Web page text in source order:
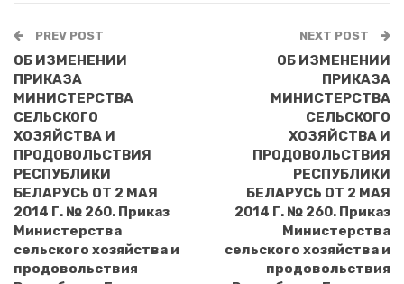
PREV POST
ОБ ИЗМЕНЕНИИ
ПРИКАЗА
МИНИСТЕРСТВА
СЕЛЬСКОГО
ХОЗЯЙСТВА И
ПРОДОВОЛЬСТВИЯ
РЕСПУБЛИКИ
БЕЛАРУСЬ ОТ 2 МАЯ
2014 Г. № 260. Приказ
Министерства
сельского хозяйства и
продовольствия
NEXT POST
ОБ ИЗМЕНЕНИИ
ПРИКАЗА
МИНИСТЕРСТВА
СЕЛЬСКОГО
ХОЗЯЙСТВА И
ПРОДОВОЛЬСТВИЯ
РЕСПУБЛИКИ
БЕЛАРУСЬ ОТ 2 МАЯ
2014 Г. № 260. Приказ
Министерства
сельского хозяйства и
продовольствия